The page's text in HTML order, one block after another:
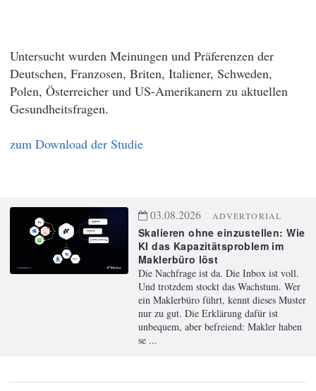
Untersucht wurden Meinungen und Präferenzen der
Deutschen, Franzosen, Briten, Italiener, Schweden,
Polen, Österreicher und US-Amerikanern zu aktuellen
Gesundheitsfragen.
zum Download der Studie
03.08.2026 ADVERTORIAL
Skalieren ohne einzustellen: Wie
KI das Kapazitätsproblem im
Maklerbüro löst
Die Nachfrage ist da. Die Inbox ist voll.
Und trotzdem stockt das Wachstum. Wer
ein Maklerbüro führt, kennt dieses Muster
nur zu gut. Die Erklärung dafür ist
unbequem, aber befreiend: Makler haben
se ...